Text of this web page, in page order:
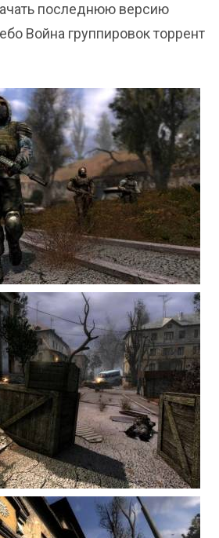
последнюю версию
Война группировок торрент